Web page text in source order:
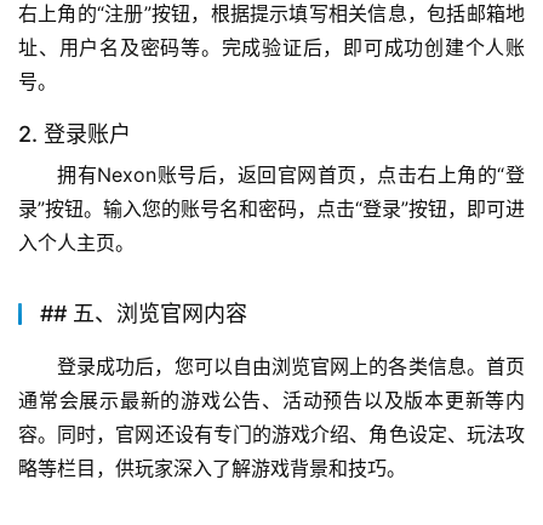
右上角的“注册”按钮，根据提示填写相关信息，包括邮箱地
址、用户名及密码等。完成验证后，即可成功创建个人账
号。
2. 登录账户
拥有Nexon账号后，返回官网首页，点击右上角的“登
录”按钮。输入您的账号名和密码，点击“登录”按钮，即可进
入个人主页。
## 五、浏览官网内容
登录成功后，您可以自由浏览官网上的各类信息。首页
通常会展示最新的游戏公告、活动预告以及版本更新等内
容。同时，官网还设有专门的游戏介绍、角色设定、玩法攻
略等栏目，供玩家深入了解游戏背景和技巧。